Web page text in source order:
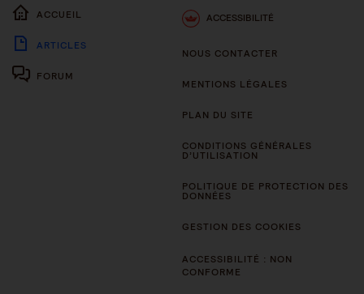
ACCUEIL
ARTICLES
FORUM
ACCESSIBILITÉ
NOUS CONTACTER
MENTIONS LÉGALES
PLAN DU SITE
CONDITIONS GÉNÉRALES
D’UTILISATION
POLITIQUE DE PROTECTION DES
DONNÉES
GESTION DES COOKIES
ACCESSIBILITÉ : NON
CONFORME